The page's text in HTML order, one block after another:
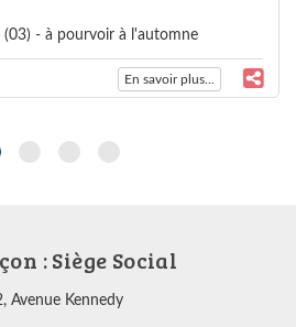
(03) - à pourvoir à l'automne
En savoir plus...
: Siège Social
Avenue Kennedy